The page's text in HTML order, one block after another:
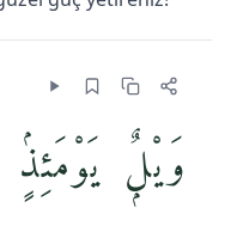
وَيْلٌۭ يَوْمَئِذٍۢ